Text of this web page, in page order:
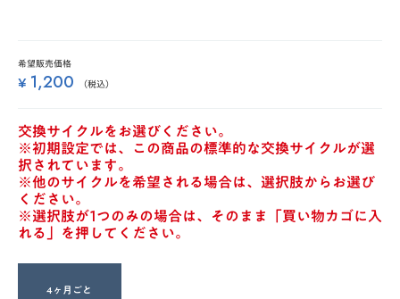
希望販売価格
¥ 1,200 （税込）
交換サイクルをお選びください。
※初期設定では、この商品の標準的な交換サイクルが選
択されています。
※他のサイクルを希望される場合は、選択肢からお選び
ください。
※選択肢が1つのみの場合は、そのまま「買い物カゴに入
れる」を押してください。
4ヶ月ごと